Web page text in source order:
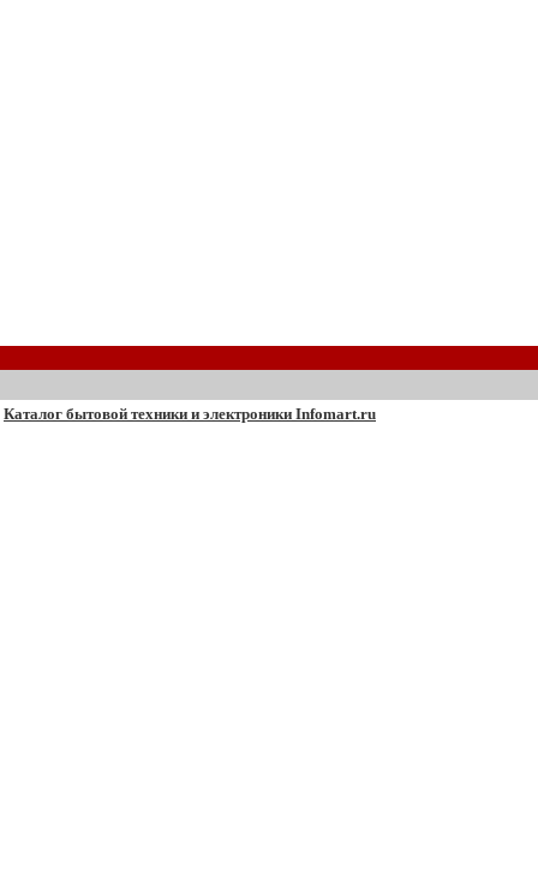
Каталог бытовой техники и электроники Infomart.ru